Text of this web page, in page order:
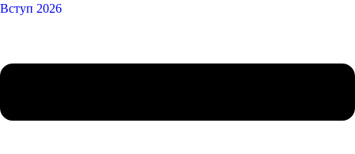
Вступ 2026